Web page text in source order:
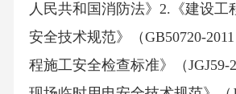
人民共和国消防法》2.《建设工
安全技术规范》（GB50720-
程施工安全检查标准》（JGJ59-